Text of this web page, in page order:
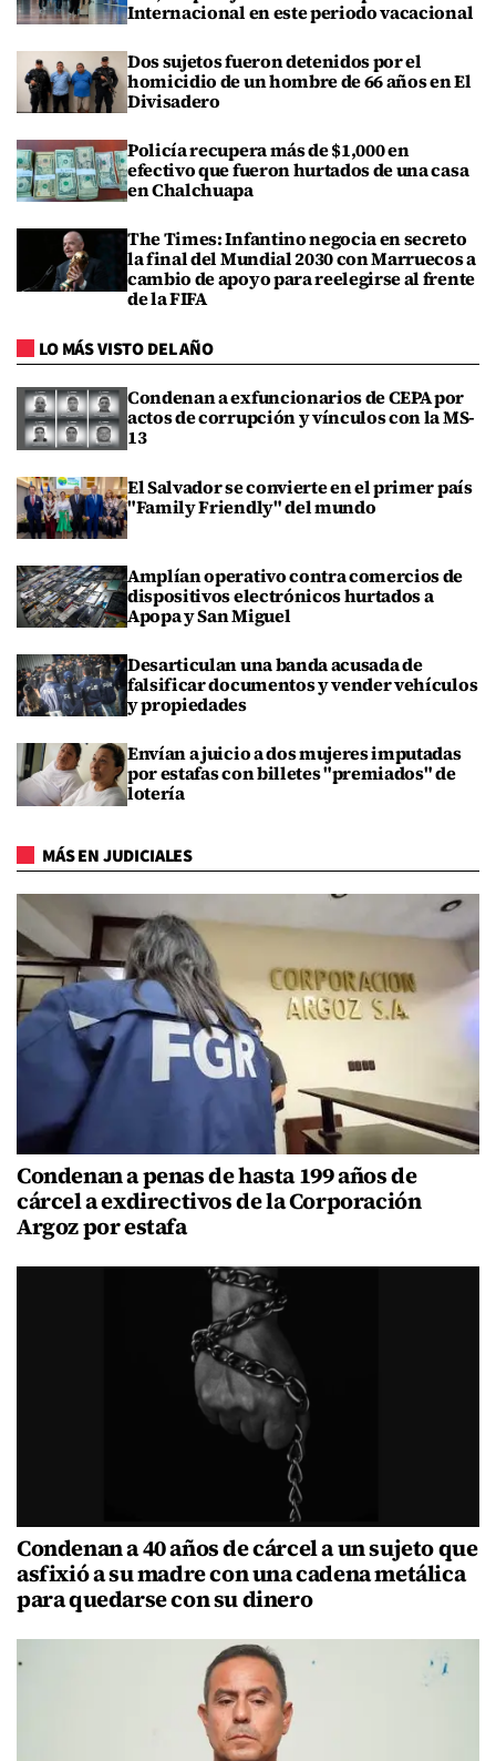
Internacional en este periodo vacacional
Dos sujetos fueron detenidos por el
homicidio de un hombre de 66 años en El
Divisadero
Policía recupera más de $1,000 en
efectivo que fueron hurtados de una casa
en Chalchuapa
The Times: Infantino negocia en secreto
la final del Mundial 2030 con Marruecos a
cambio de apoyo para reelegirse al frente
de la FIFA
LO MÁS VISTO DEL AÑO
Condenan a exfuncionarios de CEPA por
actos de corrupción y vínculos con la MS-
13
El Salvador se convierte en el primer país
"Family Friendly" del mundo
Amplían operativo contra comercios de
dispositivos electrónicos hurtados a
Apopa y San Miguel
Desarticulan una banda acusada de
falsificar documentos y vender vehículos
y propiedades
Envían a juicio a dos mujeres imputadas
por estafas con billetes "premiados" de
lotería
MÁS EN JUDICIALES
Condenan a penas de hasta 199 años de
cárcel a exdirectivos de la Corporación
Argoz por estafa
Condenan a 40 años de cárcel a un sujeto que
asfixió a su madre con una cadena metálica
para quedarse con su dinero